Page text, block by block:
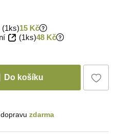
(1ks)15 Kč
(1ks)48 Kč
Do košíku
zdarma